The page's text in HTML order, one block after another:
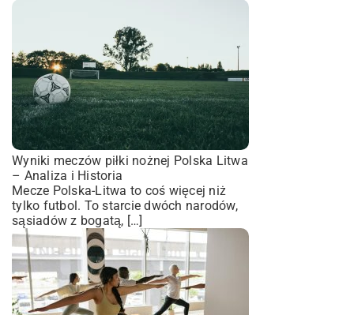
Wyniki meczów piłki nożnej Polska Litwa
– Analiza i Historia
Mecze Polska-Litwa to coś więcej niż
tylko futbol. To starcie dwóch narodów,
sąsiadów z bogatą, […]